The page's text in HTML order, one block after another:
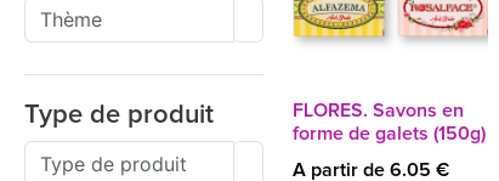
Type de produit
FLORES. Savons en
forme de galets (150g)
A partir de 6.05 €